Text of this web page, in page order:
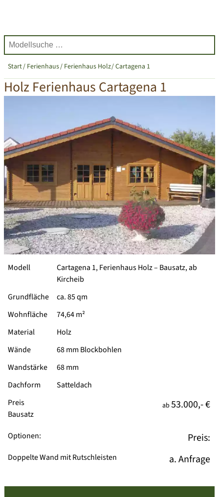
Start Ferienhaus Ferienhaus Holz Cartagena 1
Holz Ferienhaus Cartagena 1
Modell Cartagena 1, Ferienhaus Holz – Bausatz, ab
Kircheib
Grundfläche
ca. 85 qm
Wohnfläche
74,64 m²
Material
Holz
Wände
68 mm Blockbohlen
Wandstärke
68 mm
Dachform
Satteldach
Preis
Bausatz
ab 53.000,- €
Optionen: Preis:
Doppelte Wand mit Rutschleisten a. Anfrage